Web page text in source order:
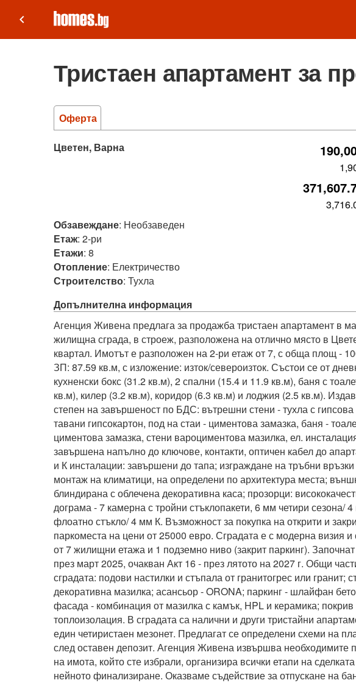
keyboard_arrow_left
Тристаен апартамент за
Оферта
Цветен, Варна
Обзавеждане: Необзаведен
Етаж: 2-ри
Етажи: 8
Отопление: Електричество
Строителство: Тухла
Допълнителна информация
Агенция Живена предлага за продажба тристаен апартамент в
жилищна сграда, в строеж, разположена на отлично място в
квартал. Имотът е разположен на 2-ри етаж от 7, с обща площ -
ЗП: 87.59 кв.м, с изложение: изток/североизток. Състои се от
кухненски бокс (31.2 кв.м), 2 спални (15.4 и 11.9 кв.м), баня с
кв.м), килер (3.2 кв.м), коридор (6.3 кв.м) и лоджия (2.5 кв.м).
степен на завършеност по БДС: вътрешни стени - тухла с гипсова
тавани гипсокартон, под на стаи - циментова замазка, баня -
циментова замазка, стени вароциментова мазилка, ел.
завършена напълно до ключове, контакти, оптичен кабел до
и К инсталации: завършени до тапа; изграждане на тръбни връзки
монтаж на климатици, на определени по архитектура места;
блиндирана с облечена декоративна каса; прозорци:
дограма - 7 камерна с тройни стъклопакети, 6 мм четири сезона/
флоатно стъкло/ 4 мм К. Възможност за покупка на открити и
паркоместа на цени от 25000 евро. Сградата е с модерна визия и
от 7 жилищни етажа и 1 подземно ниво (закрит паркинг).
през март 2025, очакван Акт 16 - през лятото на 2027 г. Общи
сградата: подови настилки и стъпала от гранитогрес или гранит;
декоративна мазилка; асансьор - ORONA; паркинг - шлайфан
фасада - комбинация от мазилка с камък, HPL и керамика; покрив
топлоизолация. В сградата са налични и други тристайни
един четиристаен мезонет. Предлагат се определени схеми на
след оставен депозит. Агенция Живена извършва необходимите
на имота, който сте избрали, организира всички етапи на
нейното финализиране. Оказваме съдействие за отпускане на